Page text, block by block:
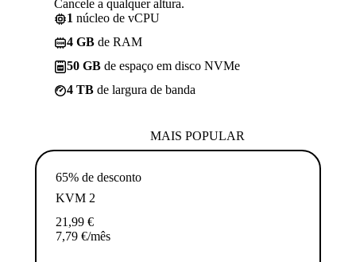
Cancele a qualquer altura.
1 núcleo de vCPU
4 GB de RAM
50 GB de espaço em disco NVMe
4 TB de largura de banda
MAIS POPULAR
65% de desconto
KVM 2
21,99 €
7,79 €/mês